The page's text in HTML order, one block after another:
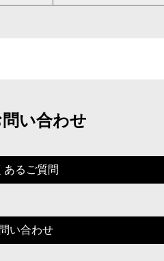
い合わせ
あるご質問
い合わせ